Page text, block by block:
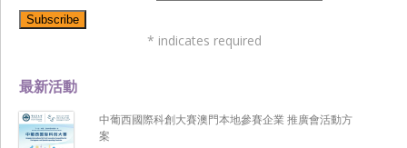
最新活動
中葡西國際科創大賽澳門本地參賽企業 推廣會活動方
案
* indicates required